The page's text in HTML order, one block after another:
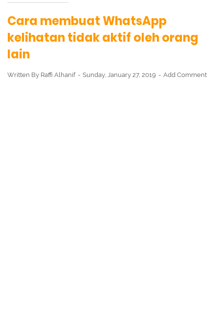
Cara membuat WhatsApp
kelihatan tidak aktif oleh orang
lain
Written By Raffi Alhanif Sunday, January 27, 2019 Add Comment